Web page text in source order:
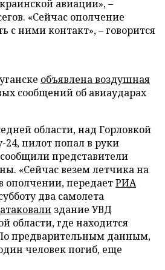
авиации», –
«Сейчас ополчение
с ними контакт», – говорится
объявлена воздушная
сообщений об авиаударах
области, над Горловкой
24, пилот попал в руки
представители
«Сейчас везем летчика на
ополчении, передаетРИА
два самолета
атаковали здание УВД
области, где находится
предварительным данным,
человек погиб, еще